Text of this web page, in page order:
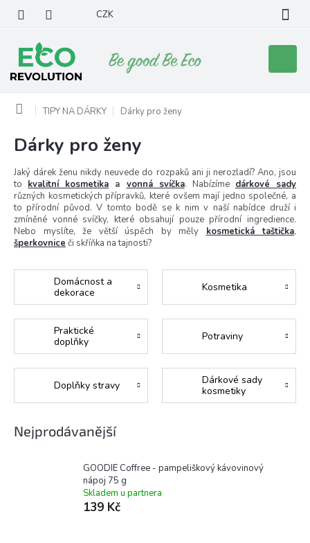
obsah
CZK
košík
Domů TIPY NA DÁRKY Dárky pro ženy
Dárky pro ženy
Jaký dárek ženu nikdy neuvede do rozpaků ani ji nerozladí? Ano, jsou
to kvalitní kosmetika a vonná svíčka. Nabízíme dárkové sady
různých kosmetických přípravků, které ovšem mají jedno společné, a
to přírodní původ. V tomto bodě se k nim v naší nabídce druží i
zmíněné vonné svíčky, které obsahují pouze přírodní ingredience.
Nebo myslíte, že větší úspěch by měly kosmetická taštička,
šperkovnice či skříňka na tajnosti?
Domácnost a
dekorace
Kosmetika
Praktické
doplňky
Potraviny
Doplňky stravy
Dárkové sady
kosmetiky
Nejprodávanější
GOODIE Coffree - pampeliškový kávovinový
nápoj 75 g
Skladem u partnera
139 Kč